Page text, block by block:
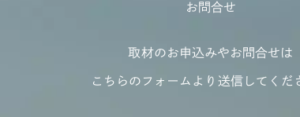
お問合せ
取材のお申込みやお問合せは
こちらのフォームより送信してくだ